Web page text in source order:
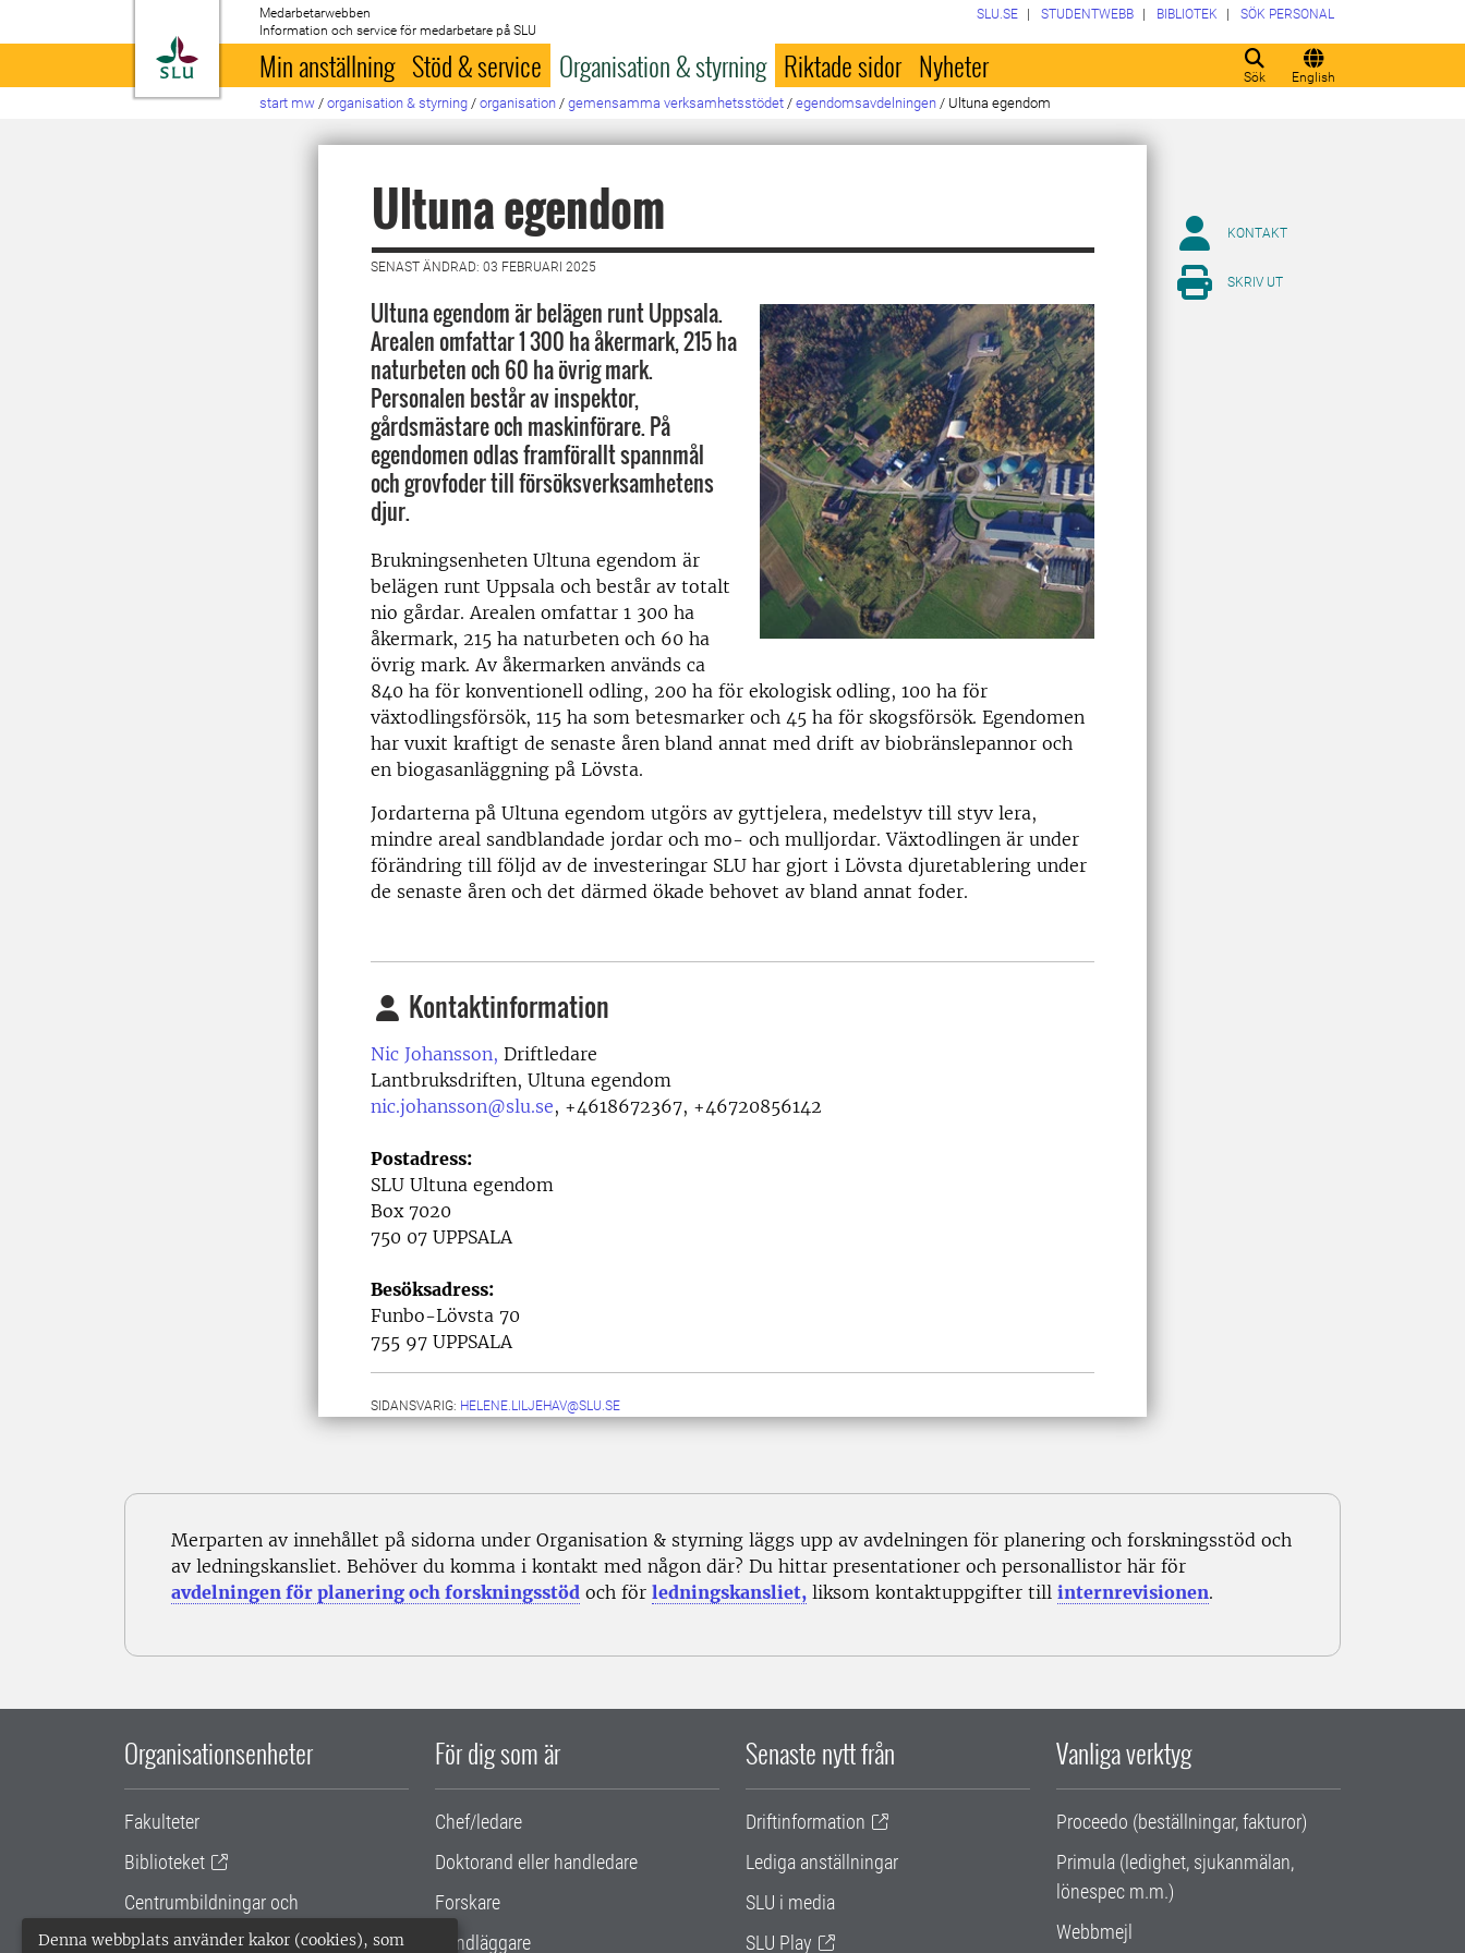
Denna webbplats använder kakor (cookies), som
Till startsida
Medarbetarwebben
Information och service för medarbetare på SLU
Sök English
SLU.SE STUDENTWEBB BIBLIOTEK SÖK PERSONAL
Min anställning Stöd & service Organisation & styrning Riktade sidor Nyheter
start mw / organisation & styrning / organisation / gemensamma verksamhetsstödet / egendomsavdelningen / Ultuna egendom
Ultuna egendom
SENAST ÄNDRAD: 03 FEBRUARI 2025
Ultuna egendom är belägen runt Uppsala.
Arealen omfattar 1 300 ha åkermark, 215 ha
naturbeten och 60 ha övrig mark.
Personalen består av inspektor,
gårdsmästare och maskinförare. På
egendomen odlas framförallt spannmål
och grovfoder till försöksverksamhetens
djur.
Brukningsenheten Ultuna egendom är
belägen runt Uppsala och består av totalt
nio gårdar. Arealen omfattar 1 300 ha
åkermark, 215 ha naturbeten och 60 ha
övrig mark. Av åker­marken används ca
840 ha för konventionell odling, 200 ha för ekologisk odling, 100 ha för
växtodlingsförsök, 115 ha som betesmarker och 45 ha för skogsförsök. Egendomen
har vuxit kraftigt de senaste åren bland annat med drift av biobränslepannor och
en biogasanläggning på Lövsta.
Jordarterna på Ultuna egendom utgörs av gyttjelera, medelstyv till styv lera,
mindre areal sandblandade jordar och mo- och mulljordar. Växtodlingen är under
förändring till följd av de investeringar SLU har gjort i Lövsta djuretablering under
de senaste åren och det därmed ökade behovet av bland annat foder.
Kontaktinformation
Nic Johansson, Driftledare
Lantbruksdriften, Ultuna egendom
nic.johansson@slu.se, +4618672367, +46720856142
Postadress:
SLU Ultuna egendom
Box 7020
750 07 UPPSALA
Besöksadress:
Funbo-Lövsta 70
755 97 UPPSALA
SIDANSVARIG: HELENE.LILJEHAV@SLU.SE
KONTAKT
SKRIV UT
Merparten av innehållet på sidorna under Organisation & styrning läggs upp av avdelningen för planering och forskningsstöd och
av ledningskansliet. Behöver du komma i kontakt med någon där? Du hittar presentationer och personallistor här för
avdelningen för planering och forskningsstöd och för ledningskansliet, liksom kontaktuppgifter till internrevisionen.
Organisationsenheter
Fakulteter
Biblioteket
Centrumbildningar och
samarbetsprojekt
För dig som är
Chef/ledare
Doktorand eller handledare
Forskare
Handläggare
Senaste nytt från
Driftinformation
Lediga anställningar
SLU i media
SLU Play
Vanliga verktyg
Proceedo (beställningar, fakturor)
Primula (ledighet, sjukanmälan,
lönespec m.m.)
Webbmejl